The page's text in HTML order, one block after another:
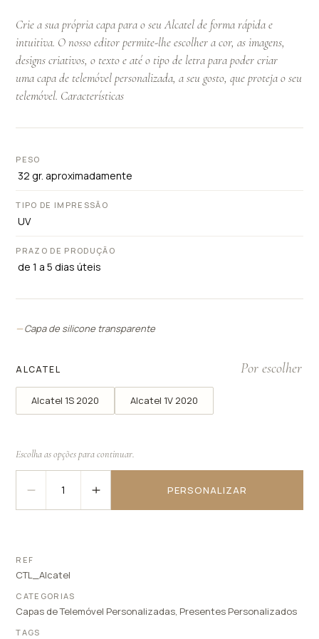
Crie a sua própria capa para o seu Alcatel de forma rápida e
intuitiva. O nosso editor permite-lhe escolher a cor, as imagens,
designs criativos, o texto e até o tipo de letra para poder criar
uma capa de telemóvel personalizada, a seu gosto, que proteja o seu
telemóvel. Características
PESO
32 gr. aproximadamente
TIPO DE IMPRESSÃO
UV
PRAZO DE PRODUÇÃO
de 1 a 5 dias úteis
Capa de silicone transparente
ALCATEL
Alcatel 1S 2020 Alcatel 1V 2020
PERSONALIZAR
REF
CTL_Alcatel
CATEGORIAS
Capas de Telemóvel Personalizadas, Presentes Personalizados
TAGS